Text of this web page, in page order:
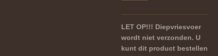
LET OP!!! Diepvriesvoer
wordt niet verzonden. U
kunt dit product bestellen